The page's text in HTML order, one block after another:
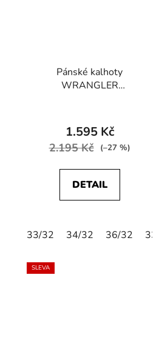
Pánské kalhoty
WRANGLER
Pumice Stone
1.595 Kč
2.195 Kč (–27 %)
DETAIL
33/32 34/32 36/32
SLEVA